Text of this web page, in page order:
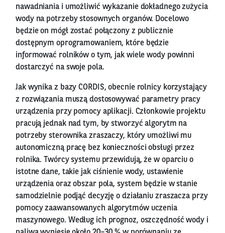
nawadniania i umożliwić wykazanie dokładnego zużycia
wody na potrzeby stosownych organów. Docelowo
będzie on mógł zostać połączony z publicznie
dostępnym oprogramowaniem, które będzie
informować rolników o tym, jak wiele wody powinni
dostarczyć na swoje pola.
Jak wynika z bazy CORDIS, obecnie rolnicy korzystający
z rozwiązania muszą dostosowywać parametry pracy
urządzenia przy pomocy aplikacji. Członkowie projektu
pracują jednak nad tym, by stworzyć algorytm na
potrzeby sterownika zraszaczy, który umożliwi mu
autonomiczną pracę bez konieczności obsługi przez
rolnika. Twórcy systemu przewidują, że w oparciu o
istotne dane, takie jak ciśnienie wody, ustawienie
urządzenia oraz obszar pola, system będzie w stanie
samodzielnie podjąć decyzję o działaniu zraszacza przy
pomocy zaawansowanych algorytmów uczenia
maszynowego. Według ich prognoz, oszczędność wody i